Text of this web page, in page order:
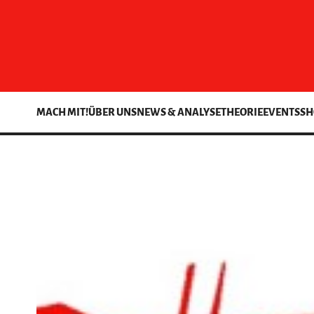
MACH MIT!ÜBER UNSNEWS & ANALYSETHEORIEEVENTS